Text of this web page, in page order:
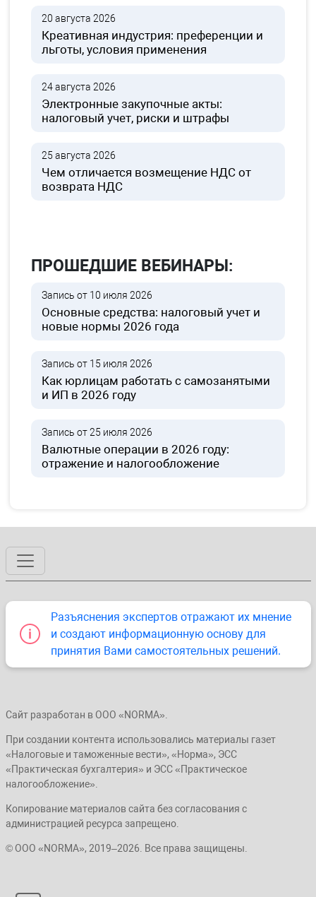
20 августа 2026
Креативная индустрия: преференции и
льготы, условия применения
24 августа 2026
Электронные закупочные акты:
налоговый учет, риски и штрафы
25 августа 2026
Чем отличается возмещение НДС от
возврата НДС
ПРОШЕДШИЕ ВЕБИНАРЫ:
Запись от 10 июля 2026
Основные средства: налоговый учет и
новые нормы 2026 года
Запись от 15 июля 2026
Как юрлицам работать с самозанятыми
и ИП в 2026 году
Запись от 25 июля 2026
Валютные операции в 2026 году:
отражение и налогообложение
Разъяснения экспертов отражают их мнение
и создают информационную основу для
принятия Вами самостоятельных решений.
Сайт разработан в ООО «NORMA».
При создании контента использовались материалы газет
«Налоговые и таможенные вести», «Норма», ЭСС
«Практическая бухгалтерия» и ЭСС «Практическое
налогообложение».
Копирование материалов сайта без согласования с
администрацией ресурса запрещено.
© ООО «NORMA», 2019–2026. Все права защищены.